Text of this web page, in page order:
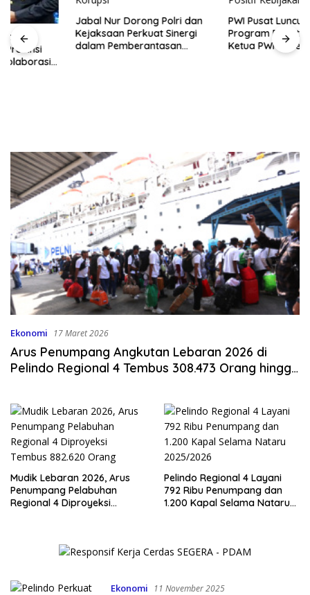
Jabal Nur Dorong Polri dan
Kejaksaan Perkuat Sinergi
dalam Pemberantasan
Korupsi
PWI Pusat Luncurkan
Program Reaktivasi KTA,
Ketua PWI Sulsel Sambut
Ekonomi 17 Maret 2026
Arus Penumpang Angkutan Lebaran 2026 di
Pelindo Regional 4 Tembus 308.473 Orang hingga
Mudik Lebaran 2026, Arus
Penumpang Pelabuhan
Regional 4 Diproyeksi
Pelindo Regional 4 Layani
792 Ribu Penumpang dan
1.200 Kapal Selama Nataru
Ekonomi 11 November 2025